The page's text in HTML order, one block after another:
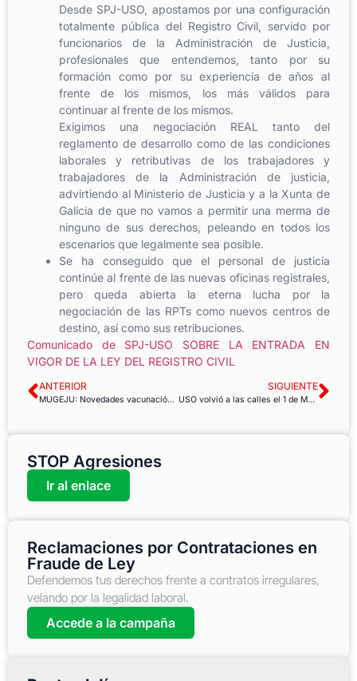
Desde SPJ-USO, apostamos por una configuración
totalmente pública del Registro Civil, servido por
funcionarios de la Administración de Justicia,
profesionales que entendemos, tanto por su
formación como por su experiencia de años al
frente de los mismos, los más válidos para
continuar al frente de los mismos.
Exigimos una negociación REAL tanto del
reglamento de desarrollo como de las condiciones
laborales y retributivas de los trabajadores y
trabajadores de la Administración de justicia,
advirtiendo al Ministerio de Justicia y a la Xunta de
Galicia de que no vamos a permitir una merma de
ninguno de sus derechos, peleando en todos los
escenarios que legalmente sea posible.
Se ha conseguido que el personal de justicia
continúe al frente de las nuevas oficinas registrales,
pero queda abierta la eterna lucha por la
negociación de las RPTs como nuevos centros de
destino, así como sus retribuciones.
Comunicado de SPJ-USO SOBRE LA ENTRADA EN
VIGOR DE LA LEY DEL REGISTRO CIVIL
ANTERIOR
MUGEJU: Novedades vacunación Andalucía
SIGUIENTE
USO volvió a las calles el 1 de Mayo en defensa de tus derechos
STOP Agresiones
Ir al enlace
Reclamaciones por Contrataciones en
Fraude de Ley
Defendemos tus derechos frente a contratos irregulares,
velando por la legalidad laboral.
Accede a la campaña